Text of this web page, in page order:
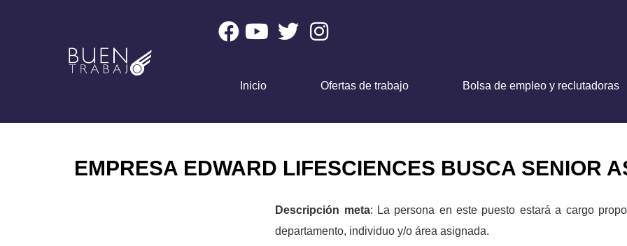
Inicio Ofertas de trabajo Bolsa de empleo y reclutadoras
EMPRESA EDWARD LIFESCIENCES BUSCA SENIOR
Descripción meta: La persona en este puesto estará a cargo
departamento, individuo y/o área asignada.